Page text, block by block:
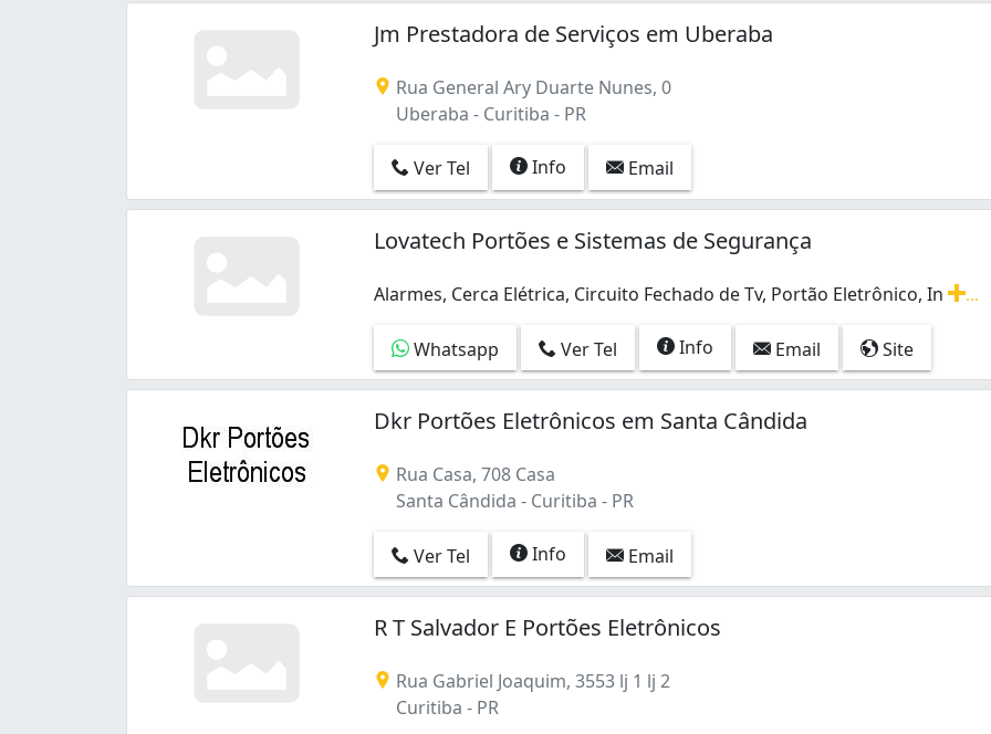
Jm Prestadora de Serviços em Uberaba
Rua General Ary Duarte Nunes, 0
Uberaba - Curitiba - PR
Ver Tel Info Email
Lovatech Portões e Sistemas de Segurança
Alarmes, Cerca Elétrica, Circuito Fechado de Tv, Portão Eletrônico, In
Whatsapp
Ver Tel Info Email Site
Dkr Portões Eletrônicos em Santa Cândida
Rua Casa, 708 Casa
Santa Cândida - Curitiba - PR
Ver Tel Info Email
R T Salvador E Portões Eletrônicos
Rua Gabriel Joaquim, 3553 lj 1 lj 2
Curitiba - PR